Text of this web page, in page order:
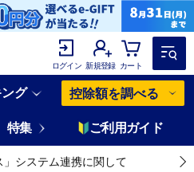
ログイン 新規登録 カート
グ 控除額を調べる
特集 ご利用ガイド
」システム連携に関して